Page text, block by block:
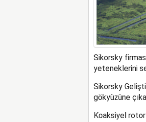
Sikorsky
yeteneklerini
Sikorsky
gökyüzüne
Koaksiyel